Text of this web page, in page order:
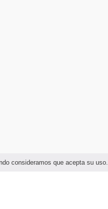
consideramos que acepta su uso.